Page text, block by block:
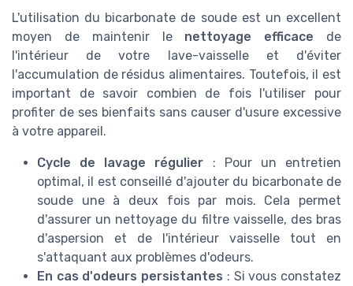
L'utilisation du bicarbonate de soude est un excellent
moyen de maintenir le nettoyage efficace de
l'intérieur de votre lave-vaisselle et d'éviter
l'accumulation de résidus alimentaires. Toutefois, il est
important de savoir combien de fois l'utiliser pour
profiter de ses bienfaits sans causer d'usure excessive
à votre appareil.
Cycle de lavage régulier : Pour un entretien
optimal, il est conseillé d'ajouter du bicarbonate de
soude une à deux fois par mois. Cela permet
d'assurer un nettoyage du filtre vaisselle, des bras
d'aspersion et de l'intérieur vaisselle tout en
s'attaquant aux problèmes d'odeurs.
En cas d'odeurs persistantes : Si vous constatez